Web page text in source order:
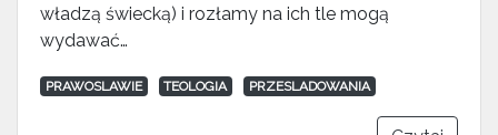
władzą świecką) i rozłamy na ich tle mogą
wydawać…
PRAWOSLAWIE TEOLOGIA PRZESLADOWANIA